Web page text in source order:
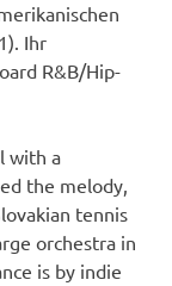
Ihr
R&B/Hip-
with a
the melody,
tennis
orchestra in
is by indie